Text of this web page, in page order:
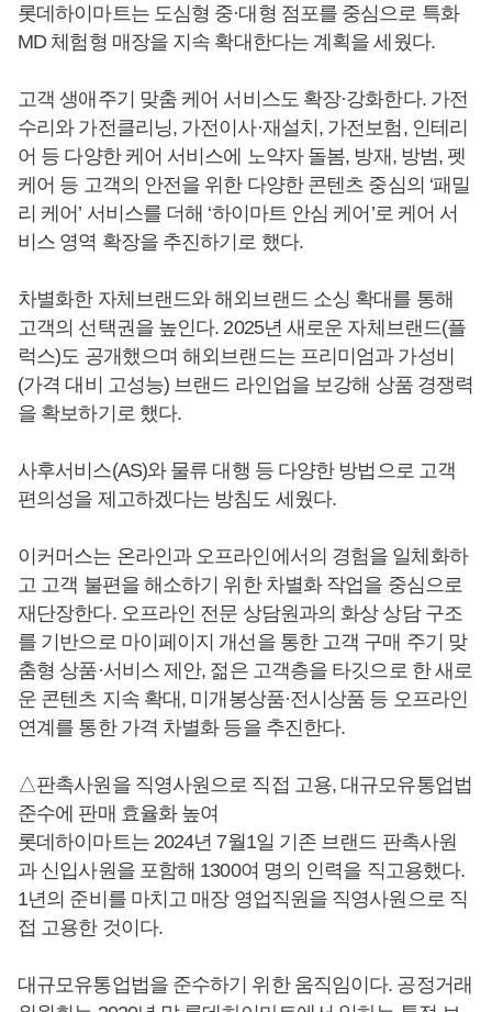
롯데하이마트는 도심형 중·대형 점포를 중심으로 특화
MD 체험형 매장을 지속 확대한다는 계획을 세웠다.
고객 생애주기 맞춤 케어 서비스도 확장·강화한다. 가전
수리와 가전클리닝, 가전이사·재설치, 가전보험, 인테리
어 등 다양한 케어 서비스에 노약자 돌봄, 방재, 방범, 펫
케어 등 고객의 안전을 위한 다양한 콘텐츠 중심의 ‘패밀
리 케어’ 서비스를 더해 ‘하이마트 안심 케어’로 케어 서
비스 영역 확장을 추진하기로 했다.
차별화한 자체브랜드와 해외브랜드 소싱 확대를 통해
고객의 선택권을 높인다. 2025년 새로운 자체브랜드(플
럭스)도 공개했으며 해외브랜드는 프리미엄과 가성비
(가격 대비 고성능) 브랜드 라인업을 보강해 상품 경쟁력
을 확보하기로 했다.
사후서비스(AS)와 물류 대행 등 다양한 방법으로 고객
편의성을 제고하겠다는 방침도 세웠다.
이커머스는 온라인과 오프라인에서의 경험을 일체화하
고 고객 불편을 해소하기 위한 차별화 작업을 중심으로
재단장한다. 오프라인 전문 상담원과의 화상 상담 구조
를 기반으로 마이페이지 개선을 통한 고객 구매 주기 맞
춤형 상품·서비스 제안, 젊은 고객층을 타깃으로 한 새로
운 콘텐츠 지속 확대, 미개봉상품·전시상품 등 오프라인
연계를 통한 가격 차별화 등을 추진한다.
△판촉사원을 직영사원으로 직접 고용, 대규모유통업법
준수에 판매 효율화 높여
롯데하이마트는 2024년 7월1일 기존 브랜드 판촉사원
과 신입사원을 포함해 1300여 명의 인력을 직고용했다.
1년의 준비를 마치고 매장 영업직원을 직영사원으로 직
접 고용한 것이다.
대규모유통업법을 준수하기 위한 움직임이다. 공정거래